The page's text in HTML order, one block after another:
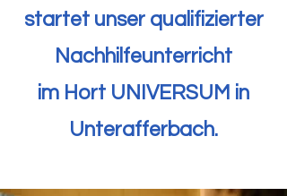
startet unser qualifizierter
Nachhilfeunterricht
im Hort UNIVERSUM in
Unterafferbach.